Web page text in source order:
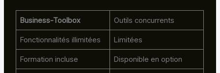
Business-Toolbox Outils concurrents
Fonctionnalités illimitées Limitées
Formation incluse Disponible en option